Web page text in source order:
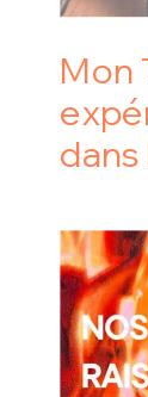
Mon
dans
Slow